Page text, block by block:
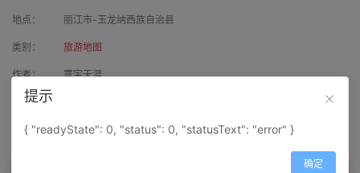
地点： 丽江市-玉龙纳西族自治县
类别： 旅游地图
作者： 寰宇天涯
来源：
属性： 地图属性： 地图类型-景区导游图
提示
{ "readyState": 0, "status": 0, "statusText": "error" }
确定